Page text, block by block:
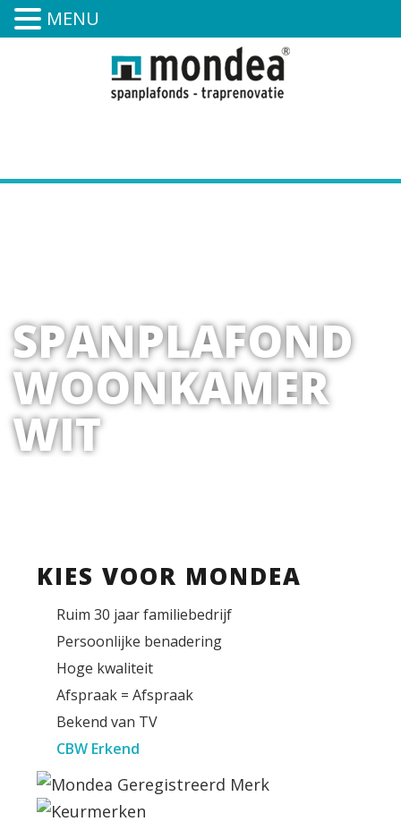
SPANPLAFOND
WOONKAMER
WIT
KIES VOOR MONDEA
Ruim 30 jaar familiebedrijf
Persoonlijke benadering
Hoge kwaliteit
Afspraak = Afspraak
Bekend van TV
CBW Erkend
MENU